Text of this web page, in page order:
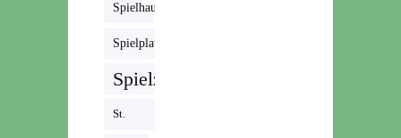
Spielhaus
Spielplatz
Spielzeug
St.